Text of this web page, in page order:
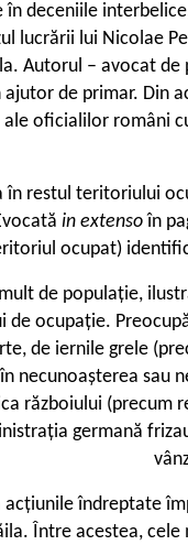
deceniile
lucrării lui Nicolae
Autorul – avocat de
de primar.
oficialilor români
restul teritoriului
in extensoîn
ocupat)
de populație,
ocupație.
de iernile grele
necunoașterea sau
războiului
germană
acțiunile îndreptate
Între acestea,